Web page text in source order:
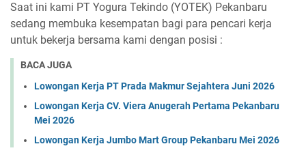
Saat ini kami PT Yogura Tekindo (YOTEK) Pekanbaru
sedang membuka kesempatan bagi para pencari kerja
untuk bekerja bersama kami dengan posisi :
BACA JUGA
Lowongan Kerja PT Prada Makmur Sejahtera Juni 2026
Lowongan Kerja CV. Viera Anugerah Pertama Pekanbaru
Mei 2026
Lowongan Kerja Jumbo Mart Group Pekanbaru Mei 2026